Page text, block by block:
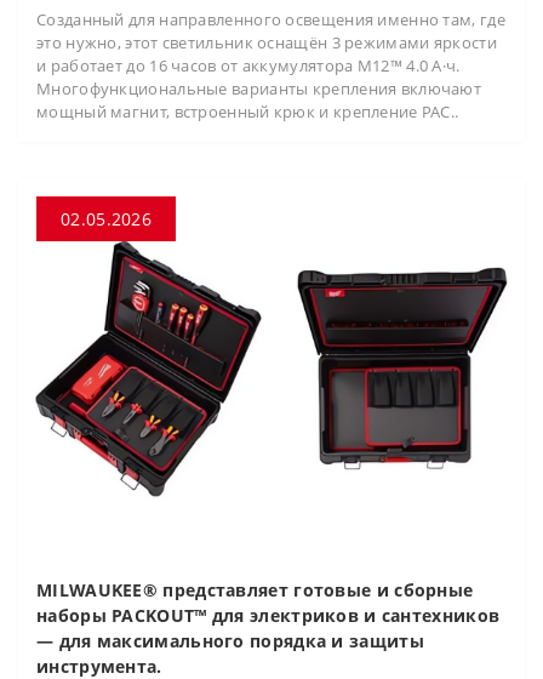
Созданный для направленного освещения именно там, где
это нужно, этот светильник оснащён 3 режимами яркости
и работает до 16 часов от аккумулятора M12™ 4.0 А·ч.
Многофункциональные варианты крепления включают
мощный магнит, встроенный крюк и крепление PAC..
02.05.2026
MILWAUKEE® представляет готовые и сборные
наборы PACKOUT™ для электриков и сантехников
— для максимального порядка и защиты
инструмента.